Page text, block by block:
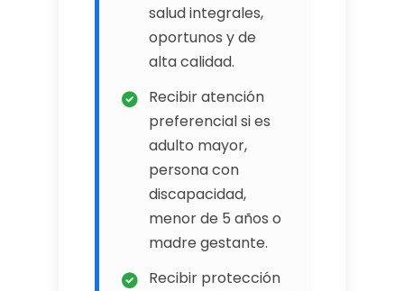
salud integrales,
oportunos y de
alta calidad.
Recibir atención
preferencial si es
adulto mayor,
persona con
discapacidad,
menor de 5 años o
madre gestante.
Recibir protección